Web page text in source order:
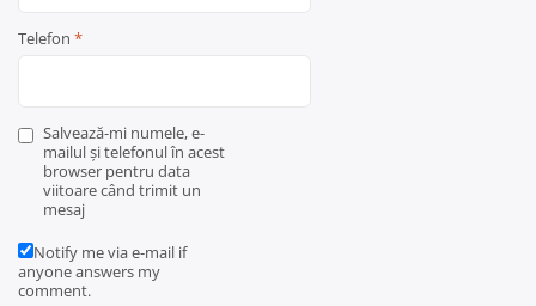
Telefon *
Salvează-mi numele, e-
mailul și telefonul în acest
browser pentru data
viitoare când trimit un
mesaj
Notify me via e-mail if
anyone answers my
comment.